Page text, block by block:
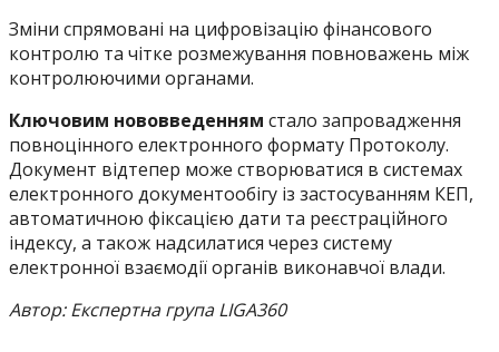
Зміни спрямовані на цифровізацію фінансового
контролю та чітке розмежування повноважень між
контролюючими органами.
Ключовим нововведенням стало запровадження
повноцінного електронного формату Протоколу.
Документ відтепер може створюватися в системах
електронного документообігу із застосуванням КЕП,
автоматичною фіксацією дати та реєстраційного
індексу, а також надсилатися через систему
електронної взаємодії органів виконавчої влади.
Автор: Експертна група LIGA360